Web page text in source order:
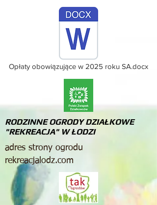
Opłaty obowiązujące w 2025 roku SA.docx
RODZINNE OGRODY DZIAŁKOWE
"REKREACJA" W ŁODZI
adres strony ogrodu
rekreacjalodz.com